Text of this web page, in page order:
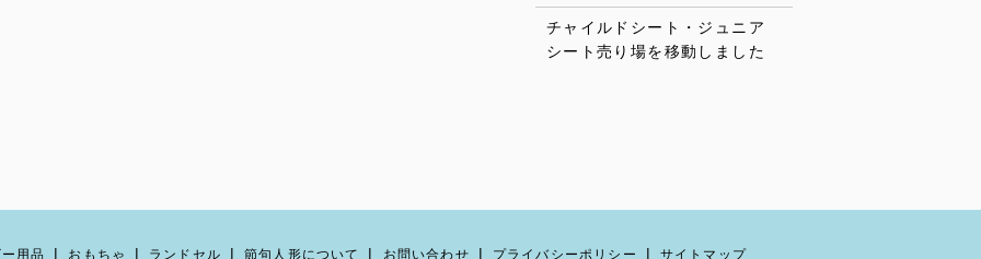
チャイルドシート・ジュニア
シート売り場を移動しました
用品 おもちゃ ランドセル 節句人形について お問い合わせ プライバシーポリシー サイトマップ